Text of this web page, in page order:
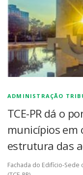
ADMINISTRAÇÃO
TCE-PR dá o
municípios em
estrutura das
Fachada do Edifício-Sede